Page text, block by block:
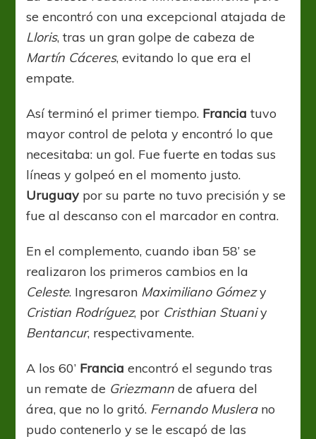
se encontró con una excepcional atajada de
Lloris, tras un gran golpe de cabeza de
Martín Cáceres, evitando lo que era el
empate.
Así terminó el primer tiempo. Francia tuvo
mayor control de pelota y encontró lo que
necesitaba: un gol. Fue fuerte en todas sus
líneas y golpeó en el momento justo.
Uruguay por su parte no tuvo precisión y se
fue al descanso con el marcador en contra.
En el complemento, cuando iban 58’ se
realizaron los primeros cambios en la
Celeste. Ingresaron Maximiliano Gómezy
Cristian Rodríguez, por Cristhian Stuaniy
Bentancur, respectivamente.
A los 60’ Francia encontró el segundo tras
un remate de Griezmann de afuera del
área, que no lo gritó. Fernando Muslerano
pudo contenerlo y se le escapó de las